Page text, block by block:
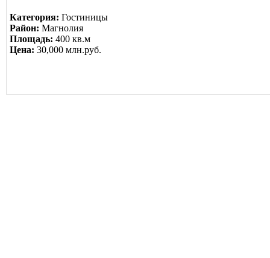
Категория: Гостиницы
Район: Магнолия
Площадь: 400 кв.м
Цена: 30,000 млн.руб.